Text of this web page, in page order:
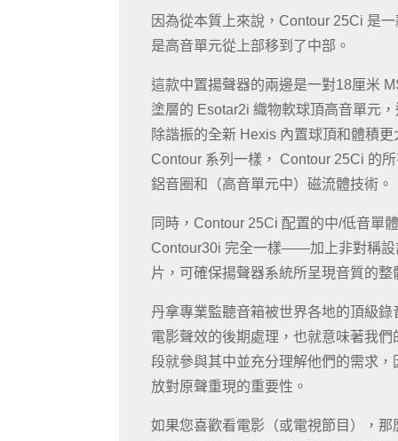
因為從本質上來說，Contour 25Ci 是
是高音單元從上部移到了中部。
這款中置揚聲器的兩邊是一對18厘米
塗層的 Esotar2i 織物軟球頂高音單元
除諧振的全新 Hexis 內置球頂和體積
Contour 系列一樣， Contour 25Ci 的
鋁音圈和（高音單元中）磁流體技術。
同時，Contour 25Ci 配置的中/低音單
Contour30i 完全一樣——加上非對稱設
片，可確保揚聲器系統所呈現音質的整
丹拿專業監聽音箱被世界各地的頂級
電影聲效的後期處理，也就意味著我
段就參與其中並充分理解他們的需求
放對原聲重現的重要性。
如果您喜歡看電影（或電視節目），